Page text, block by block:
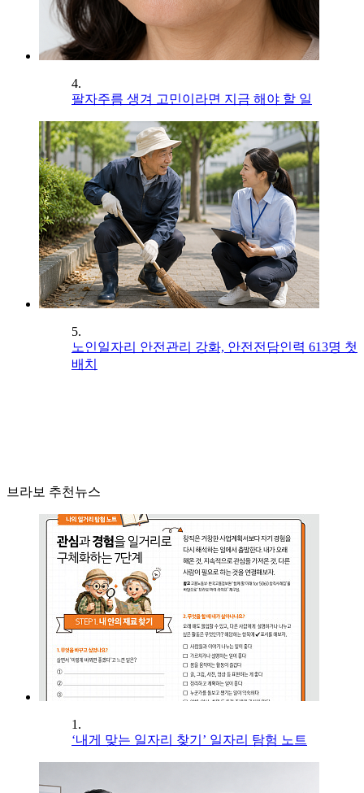
4.
팔자주름 생겨 고민이라면 지금 해야 할 일
5.
노인일자리 안전관리 강화, 안전전담인력 613명 첫
배치
브라보 추천뉴스
1.
‘내게 맞는 일자리 찾기’ 일자리 탐험 노트